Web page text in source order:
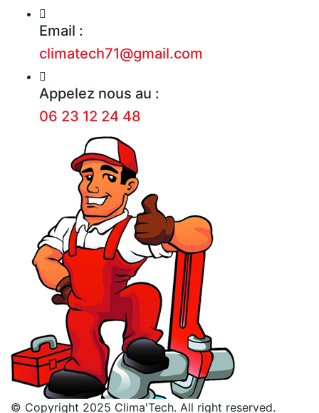
Email :
climatech71@gmail.com
Appelez nous au :
06 23 12 24 48
© Copyright 2025 Clima'Tech. All right reserved.